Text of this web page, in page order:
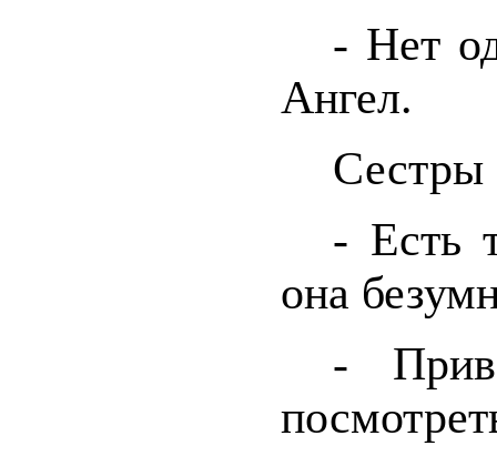
- Нет
Ангел.
Сестры
- Есть
она
-